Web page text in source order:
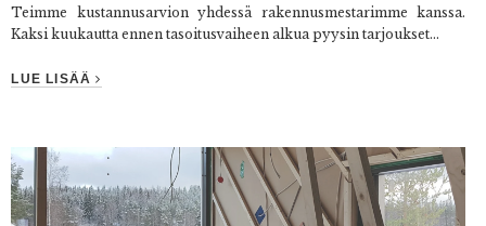
Teimme kustannusarvion yhdessä rakennusmestarimme kanssa.
Kaksi kuukautta ennen tasoitusvaiheen alkua pyysin tarjoukset...
LUE LISÄÄ